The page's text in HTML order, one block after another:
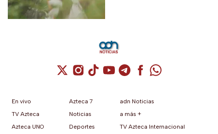
Cuenta de X / Twitter (se abre en una
Cuenta de Instagram (se abre en una
Cuenta de TikTok (se abre en
Cuenta de YouTube (se abre
Cuenta de Telegram (se
Cuenta de
Cuenta de
En vivo
TV Azteca
Azteca UNO
Azteca 7
Noticias
Deportes
adn Noticias
a más +
TV Azteca Internacional